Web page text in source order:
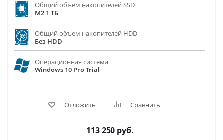
Общий объем накопителей SSD
M2 1 ТБ
Общий объем накопителей HDD
Без HDD
Операционная система
Windows 10 Pro Trial
Отложить Сравнить
113 250руб.